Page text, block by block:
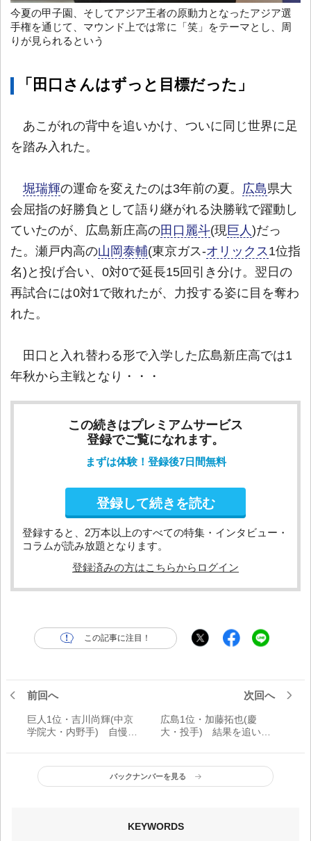
今夏の甲子園、そしてアジア王者の原動力となったアジア選
手権を通じて、マウンド上では常に「笑」をテーマとし、周
りが見られるという
「田口さんはずっと目標だった」
あこがれの背中を追いかけ、ついに同じ世界に足
を踏み入れた。
堀瑞輝の運命を変えたのは3年前の夏。 広島県大
会屈指の好勝負として語り継がれる決勝戦で躍動し
ていたのが、広島新庄高の田口麗斗(現巨人 )だっ
た。瀬戸内高の山岡泰輔(東京ガス-オリックス 1位指
名)と投げ合い、0対0で延長15回引き分け。翌日の
再試合には0対1で敗れたが、力投する姿に目を奪わ
れた。
田口と入れ替わる形で入学した広島新庄高では1
年秋から主戦となり・・・
この続きはプレミアムサービス
登録でご覧になれます。
まずは体験！登録後7日間無料
登録して続きを読む
登録すると、2万本以上のすべての特集・インタビュー・
コラムが読み放題となります。
登録済みの方はこちらからログイン
この記事に注目！
前回へ
巨人1位・吉川尚輝(中京
学院大・内野手) 自慢の
次回へ
広島1位・加藤拓也(慶
大・投手) 結果を追い求
バックナンバーを見る
KEYWORDS